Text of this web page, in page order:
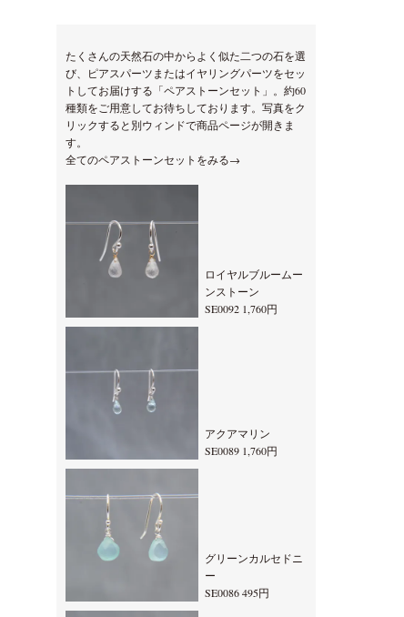
たくさんの天然石の中からよく似た二つの石を選
び、ピアスパーツまたはイヤリングパーツをセッ
トしてお届けする「ペアストーンセット」。約60
種類をご用意してお待ちしております。写真をク
リックすると別ウィンドで商品ページが開きま
す。
全てのペアストーンセットをみる→
ロイヤルブルームー
ンストーン
SE0092 1,760円
アクアマリン
SE0089 1,760円
グリーンカルセドニ
ー
SE0086 495円